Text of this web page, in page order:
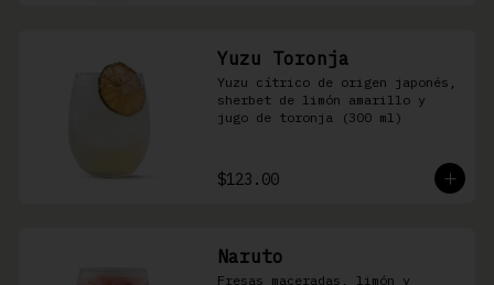
Yuzu Toronja
Yuzu cítrico de origen japonés,
sherbet de limón amarillo y
jugo de toronja (300 ml)
$123.00
Naruto
Fresas maceradas, limón y